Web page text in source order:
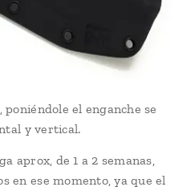
el enganche se
y vertical.
aprox, de 1 a 2 semanas,
en ese momento, ya que el